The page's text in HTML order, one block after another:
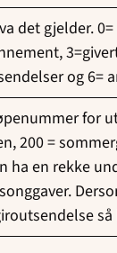
det gjelder.
og 6=
for
200 =
ha en rekke
så